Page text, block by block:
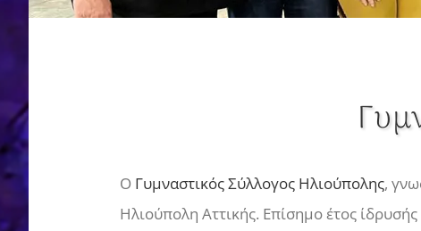
Ο Γυμναστικός Σύλλογος Ηλιούπολης,
Ηλιούπολη Αττικής. Επίσημο έτος